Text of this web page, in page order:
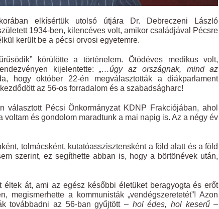
elkísértük utolsó útjára Dr. Debreczeni László
1934-ben, kilencéves volt, amikor családjával Pécsre
került be a pécsi orvosi egyetemre.
körülötte a történelem. Ötödéves medikus volt,
kijelentette:„…úgy az országnak, mind az
hogy október 22-én megválasztották a diákparlament
az 56-os forradalom és a szabadságharc!
Pécsi Önkormányzat KDNP Frakciójában, ahol
és gondolom maradtunk a mai napig is. Az a négy év
tolmácsként, kutatóasszisztensként a föld alatt és a föld
szerint, ez segíthette abban is, hogy a börtönévek után,
át, ami az egész későbbi életüket beragyogta és erőt
a kommunisták „vendégszeretetét”! Azon
továbbadni az 56-ban gyűjtött – hol édes, hol keserű–